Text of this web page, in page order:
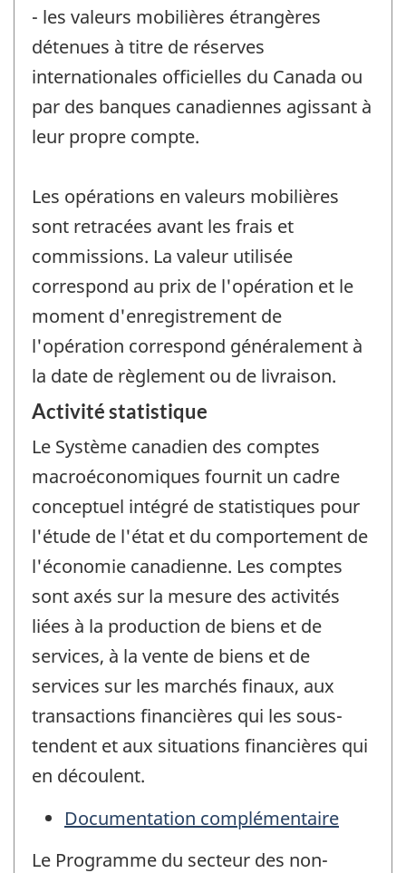
- les valeurs mobilières étrangères
détenues à titre de réserves
internationales officielles du Canada ou
par des banques canadiennes agissant à
leur propre compte.
Les opérations en valeurs mobilières
sont retracées avant les frais et
commissions. La valeur utilisée
correspond au prix de l'opération et le
moment d'enregistrement de
l'opération correspond généralement à
la date de règlement ou de livraison.
Activité statistique
Le Système canadien des comptes
macroéconomiques fournit un cadre
conceptuel intégré de statistiques pour
l'étude de l'état et du comportement de
l'économie canadienne. Les comptes
sont axés sur la mesure des activités
liées à la production de biens et de
services, à la vente de biens et de
services sur les marchés finaux, aux
transactions financières qui les sous-
tendent et aux situations financières qui
en découlent.
Documentation complémentaire
Le Programme du secteur des non-